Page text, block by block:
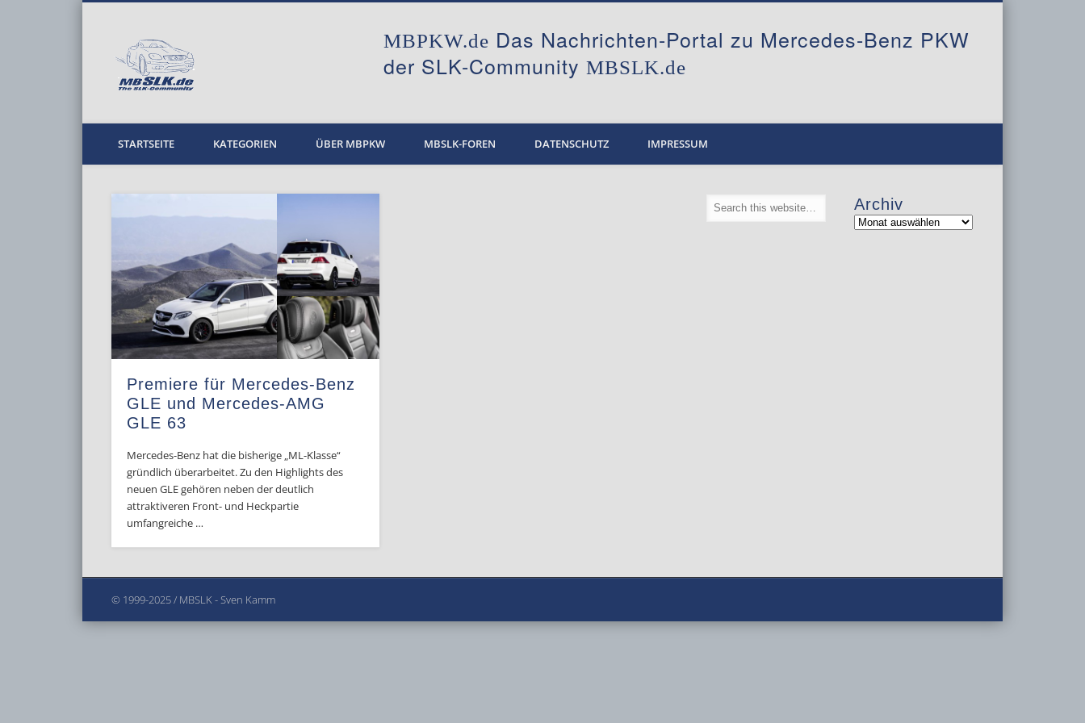
MBPKW
MBPKW.de Das Nachrichten-Portal zu Mercedes-Benz PKW
der SLK-CommunityMBSLK.de
STARTSEITE KATEGORIEN ÜBER MBPKW MBSLK-FOREN DATENSCHUTZ IMPRESSUM
Premiere für Mercedes-Benz
GLE und Mercedes-AMG
GLE 63
Mercedes-Benz hat die bisherige „ML-Klasse“
gründlich überarbeitet. Zu den Highlights des
neuen GLE gehören neben der deutlich
attraktiveren Front- und Heckpartie
umfangreiche …
Archiv
Archiv
© 1999-2025 / MBSLK - Sven Kamm